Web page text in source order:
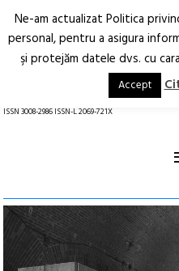
Arhitectură.
Oraș.
ISSN 3008-2986 ISSN-L 2069-721X
Ne-am actualizat Politica
personal, pentru a asigura
şi protejăm datele dvs. cu
Accept